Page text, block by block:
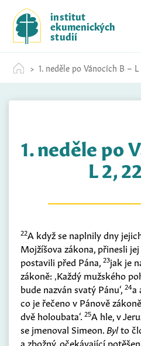
c
institut
ekumenických
studií
1. neděle po Vánocích B – L
1. neděle po
L 2,
22A když se naplnily dny
Mojžíšova zákona, přinesli
postavili před Pána, 23jak je
zákoně: ‚Každý mužského
bude nazván svatý Pánu‘, 24a
co je řečeno v Pánově
dvě holoubata‘. 25A hle, v
se jmenoval Simeon. Bylto
a zbožný, očekávající